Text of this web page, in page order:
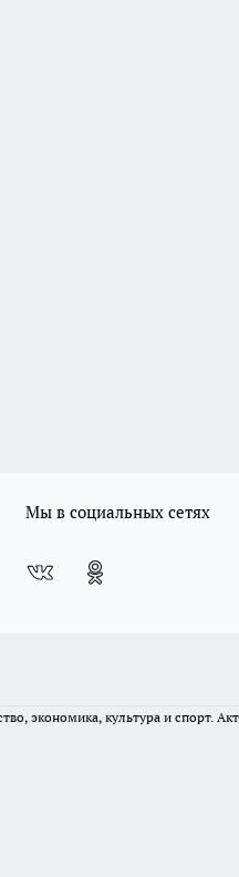
Мы в социальных сетях
экономика, культура и спорт.